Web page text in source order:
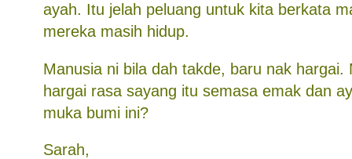
ayah. Itu jelah peluang untuk kita berkata
mereka masih hidup.
Manusia ni bila dah takde, baru nak hargai.
hargai rasa sayang itu semasa emak dan
muka bumi ini?
Sarah,